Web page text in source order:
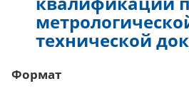
технической
Формат